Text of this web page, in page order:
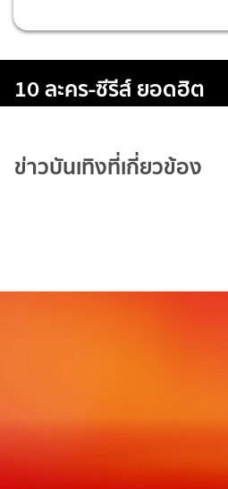
10 ละคร-ซีรีส์ ยอดฮิต
ข่าวบันเทิงที่เกี่ยวข้อง